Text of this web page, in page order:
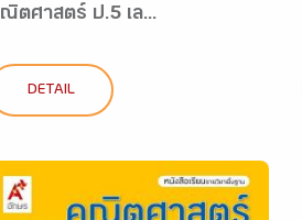
ตศาสตร์ ป.5 เล...
DETAIL